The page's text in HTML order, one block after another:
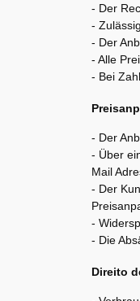
- Der
-
- Der
- Alle
- Bei
- Der
- Über
Mail
- Der
-
- Die
Direito